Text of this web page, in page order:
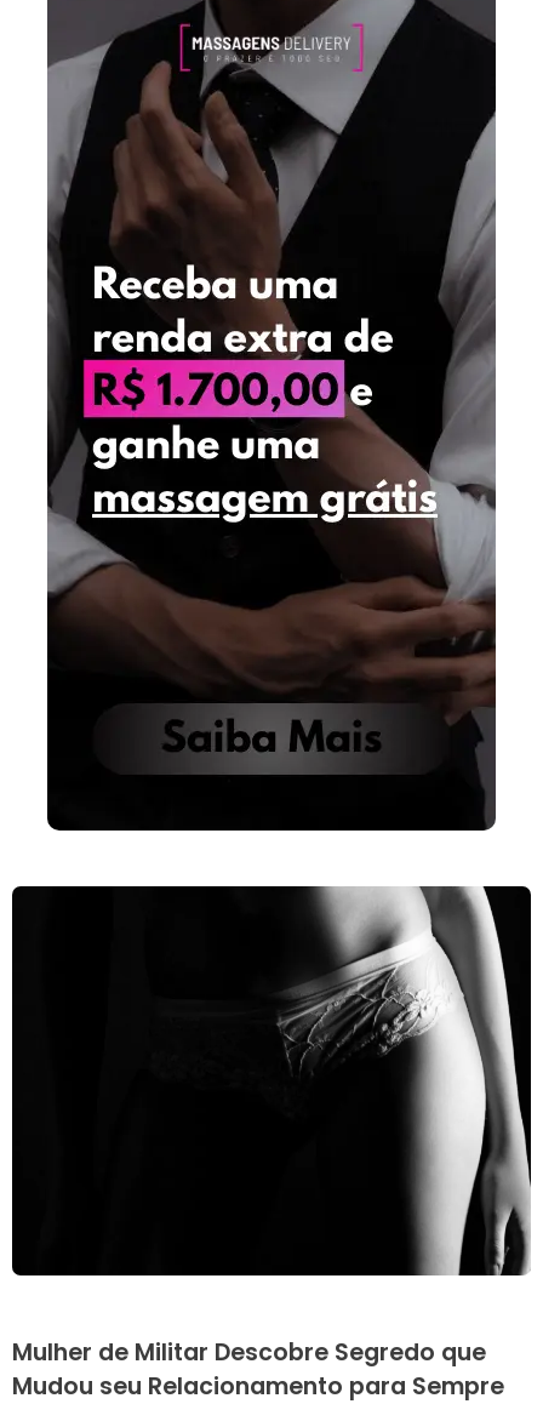
Mulher de Militar Descobre Segredo que
Mudou seu Relacionamento para Sempre